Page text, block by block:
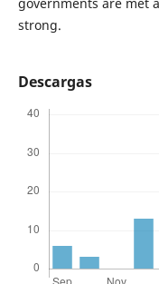
strong.
Descargas